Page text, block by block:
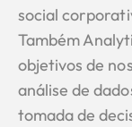
social
Também
objetivos de
análise de
tomada de